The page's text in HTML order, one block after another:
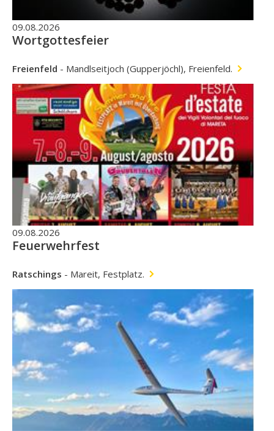
09.08.2026
Wortgottesfeier
Freienfeld - Mandlseitjoch (Gupperjöchl), Freienfeld.
09.08.2026
Feuerwehrfest
Ratschings - Mareit, Festplatz.